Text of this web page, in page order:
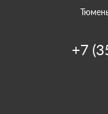
+7